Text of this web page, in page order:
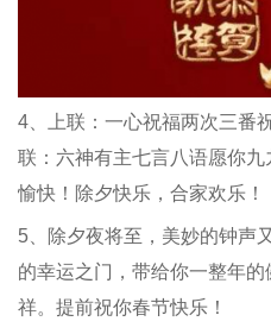
4、上联：一心祝福两次三番
联：六神有主七言八语愿你
愉快！除夕快乐，合家欢乐！
5、除夕夜将至，美妙的钟声
的幸运之门，带给你一整年
祥。提前祝你春节快乐！